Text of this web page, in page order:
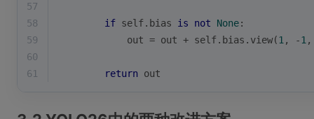
57
58
if self.bias is not None:
59
            out = out + self.bias.view(
1 , -1
60
61
return out